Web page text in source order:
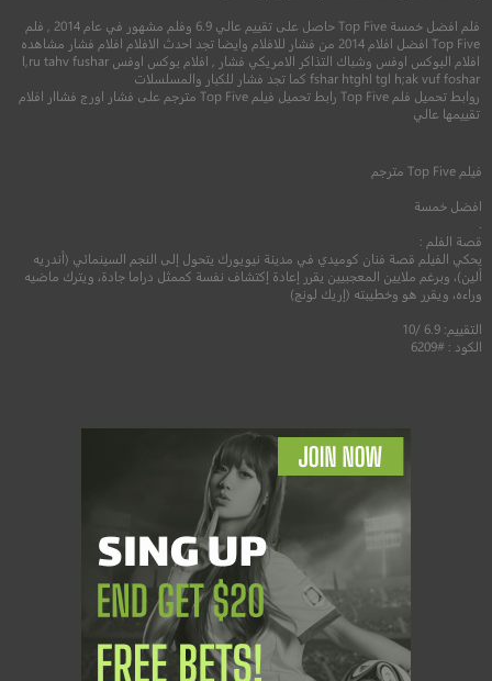
7.2
5.4
فلم افضل خمسة Top Five حاصل على تقييم عالي 6.9 وفلم مشهور في عام 2014 , فلم
Top Five افضل افلام 2014 من فشار للافلام وايضا تجد احدث الافلام افلام فشار مشاهده
افلام البوكس اوفس وشباك التذاكر الامريكي فشار , افلام بوكس اوفس l,ru tahv fushar
fshar htghl tgl h;ak vuf foshar كما تجد فشار للكبار والمسلسلات
روابط تحميل فلم Top Five رابط تحميل فيلم Top Five مترجم على فشار اورج فشاار افلام
تقييمها عالي
فيلم Top Fiveمترجم
افضل خمسة
قصة الفلم :
يحكي الفيلم قصة فنان كوميدي في مدينة نيويورك يتحول إلى النجم السينمائي (أندريه
ألين)، وبرغم ملايين المعجبيين يقرر إعادة إكتشاف نفسة كممثل دراما جادة، ويترك ماضيه
وراءه، ويقرر هو وخطيبته (إريك لونج)
التقييم: 6.9 /10
الكود : #6209